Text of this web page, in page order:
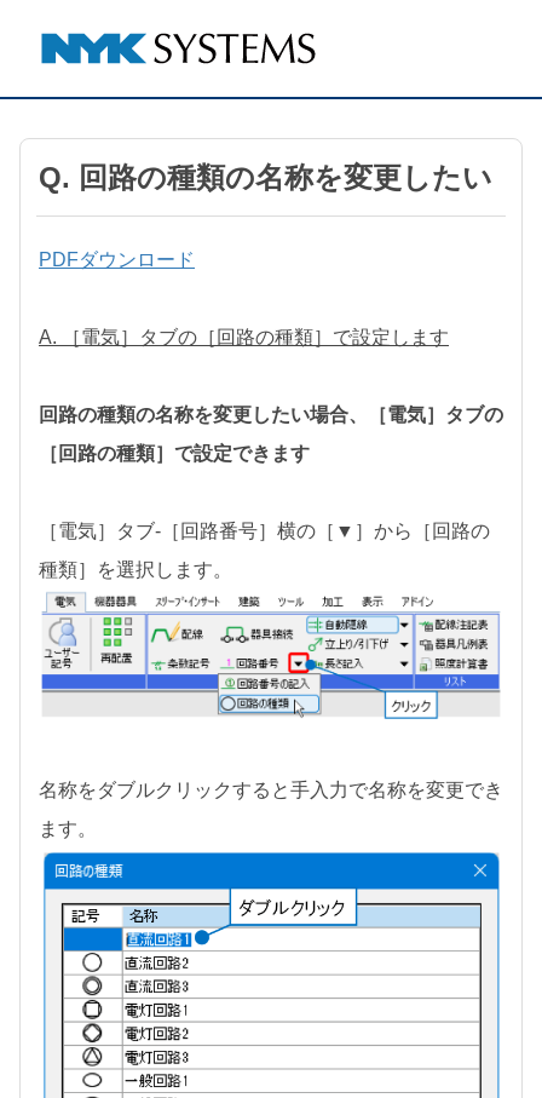
Q. 回路の種類の名称を変更したい
PDFダウンロード
A. ［電気］タブの［回路の種類］で設定します
回路の種類の名称を変更したい場合、［電気］タブの
［回路の種類］で設定できます
［電気］タブ-［回路番号］横の［▼］から［回路の
種類］を選択します。
名称をダブルクリックすると手入力で名称を変更でき
ます。